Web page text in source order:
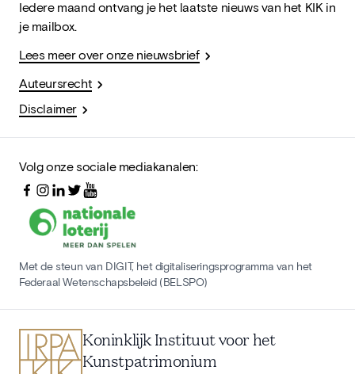
Iedere maand ontvang je het laatste nieuws van het KIK in
je mailbox.
Lees meer over onze nieuwsbrief
Auteursrecht
Disclaimer
Volg onze sociale mediakanalen:
Met de steun van DIGIT, het digitaliseringsprogramma van het
Federaal Wetenschapsbeleid (BELSPO)
Koninklijk Instituut voor het
Kunstpatrimonium